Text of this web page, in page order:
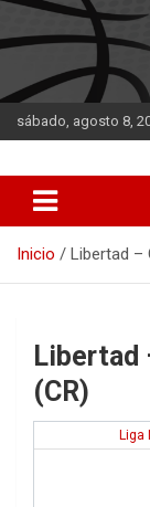
Saltar
al
contenido
sábado, agosto 8,
DATA
Inicio Libertad –
Libertad
(CR)
Liga